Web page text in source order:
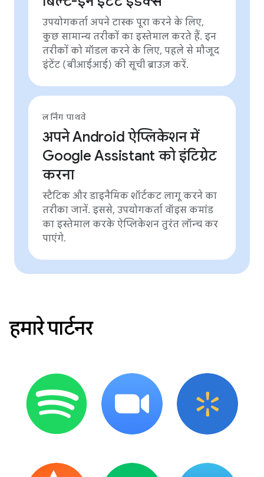
उपयोगकर्ता अपने टास्क पूरा करने के लिए,
कुछ सामान्य तरीकों का इस्तेमाल करते हैं. इन
तरीकों को मॉडल करने के लिए, पहले से मौजूद
इंटेंट (बीआईआई) की सूची ब्राउज़ करें.
लर्निंग पाथवे
अपने Android ऐप्लिकेशन में
Google Assistant को इंटिग्रेट
करना
स्टैटिक और डाइनैमिक शॉर्टकट लागू करने का
तरीका जानें. इससे, उपयोगकर्ता वॉइस कमांड
का इस्तेमाल करके ऐप्लिकेशन तुरंत लॉन्च कर
पाएंगे.
हमारे पार्टनर